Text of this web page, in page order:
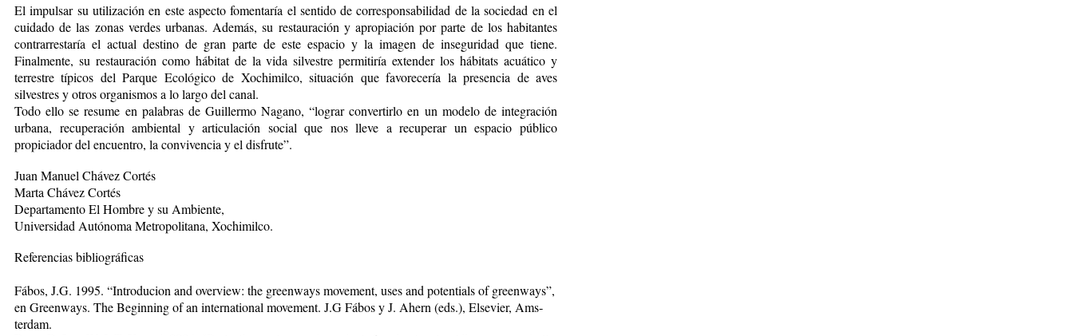
El impulsar su utilización en este aspecto fomentaría el sentido de corresponsabilidad de la sociedad en el
cuidado de las zonas verdes urbanas. Además, su restauración y apropiación por parte de los habitantes
contrarrestaría el actual destino de gran parte de este espacio y la imagen de inseguridad que tiene.
Finalmente, su restauración como hábitat de la vida silvestre permitiría extender los hábitats acuático y
terrestre típicos del Parque Ecológico de Xochimilco, situación que favorecería la presencia de aves
silvestres y otros organismos a lo largo del canal.
Todo ello se resume en palabras de Guillermo Nagano, “lograr convertirlo en un modelo de integración
urbana, recuperación ambiental y articulación social que nos lleve a recuperar un espacio público
propiciador del encuentro, la convivencia y el disfrute”.
Juan Manuel Chávez Cortés
Marta Chávez Cortés
Departamento El Hombre y su Ambiente,
Universidad Autónoma Metropolitana, Xochimilco.
Referencias bibliográficas
Fábos, J.G. 1995. “Introducion and overview: the green­ways movement, uses and potentials of greenways”,
en Greenways. The Beginning of an international movement. J.G Fábos y J. Ahern (eds.), Elsevier, Ams­
terdam.